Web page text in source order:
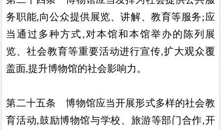
务职能,向公众提供展览、讲解、教育等服务;应
当通过多种方式,对本馆和本馆举办的陈列展
览、社会教育等重要活动进行宣传,扩大观众覆
盖面,提升博物馆的社会影响力 。
第二十五条博物馆应当开展形式多样的社会教
育活动,鼓励博物馆与学校、 旅游等部门合作,开